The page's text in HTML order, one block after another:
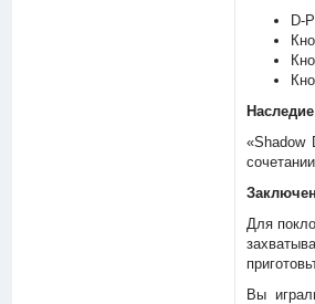
D-
«Shadow
Для
Вы